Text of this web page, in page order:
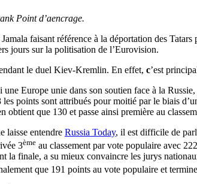
Point d’aencrage.
faisant référence à la déportation des
jours sur la politisation de l’Eurovision.
le duel Kiev-Kremlin. En effet, c’est
Europe unie dans son soutien face à la
points sont attribués pour moitié par le biais
obtient que 130 et passe ainsi première au
laisse entendre Russia Today, il est difficile de
3ème au classement par vote populaire avec
la finale, a su mieux convaincre les jurys
que 191 points au vote populaire et